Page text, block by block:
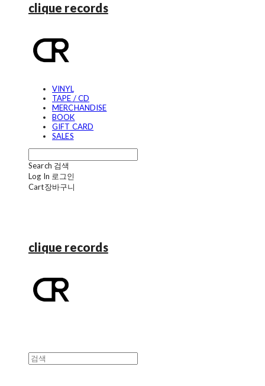
clique records
VINYL
TAPE / CD
MERCHANDISE
BOOK
GIFT CARD
SALES
Search 검색
Log In 로그인
Cart장바구니
clique records